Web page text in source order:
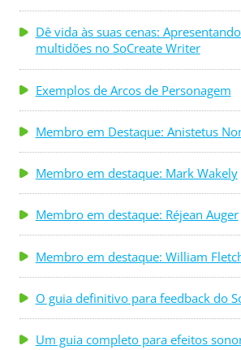
Dê vida às suas cenas:
multidões no SoCreate Writer
Exemplos de Arcos de Personagem
Membro em Destaque: Anistetus
Membro em destaque: Mark Wakely
Membro em destaque: Réjean Auger
Membro em destaque: William
O guia definitivo para feedback do
Um guia completo para efeitos